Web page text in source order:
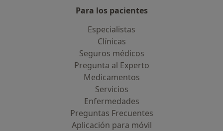
Para los pacientes
Especialistas
Clínicas
Seguros médicos
Pregunta al Experto
Medicamentos
Servicios
Enfermedades
Preguntas Frecuentes
Aplicación para móvil